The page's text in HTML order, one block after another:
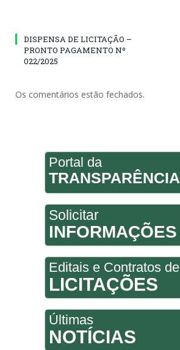
DISPENSA DE LICITAÇÃO –
PRONTO PAGAMENTO Nº
022/2025
Os comentários estão fechados.
Portal da
TRANSPARÊNCIA
Solicitar
INFORMAÇÕES
Editais e Contratos de
LICITAÇÕES
Últimas
NOTÍCIAS